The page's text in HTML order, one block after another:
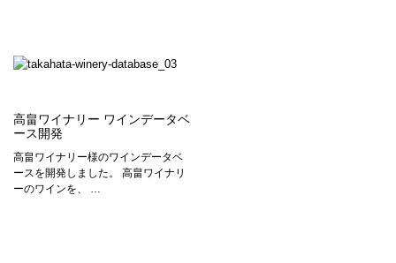
高畠ワイナリー ワインデータベ
ース開発
高畠ワイナリー様のワインデータベ
ースを開発しました。 高畠ワイナリ
ーのワインを、 …